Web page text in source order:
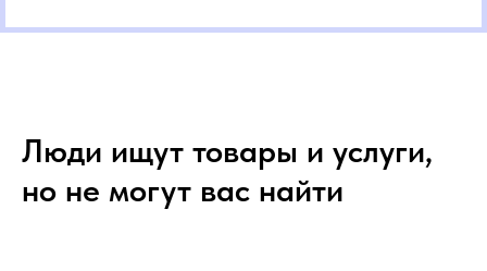
Люди ищут товары и услуги,
но не могут вас найти